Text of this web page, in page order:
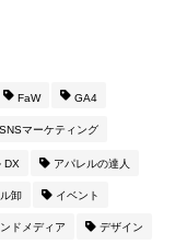
FaW GA4
SNSマーケティング
DX アパレルの達人
卸 イベント
ドメディア デザイン